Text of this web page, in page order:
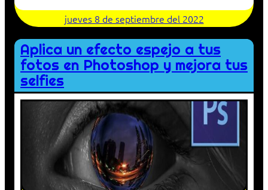
jueves 8 de septiembre del 2022
Aplica un efecto espejo a tus
fotos en Photoshop y mejora tus
selfies